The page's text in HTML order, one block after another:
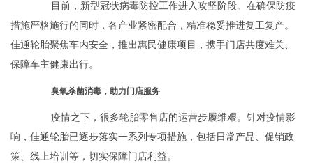
目前，新型冠状病毒防控工作进入攻坚阶段。在确保防疫
措施严格施行的同时，各产业紧密配合，精准稳妥推进复工复产。
佳通轮胎聚焦车内安全，推出惠民健康项目，携手门店共度难关、
保障车主健康出行。
臭氧杀菌消毒，助力门店服务
疫情之下，很多轮胎零售店的运营步履维艰。针对疫情影
响，佳通轮胎已逐步落实一系列专项措施，包括日常产品、促销政
策、线上培训等，切实保障门店利益。